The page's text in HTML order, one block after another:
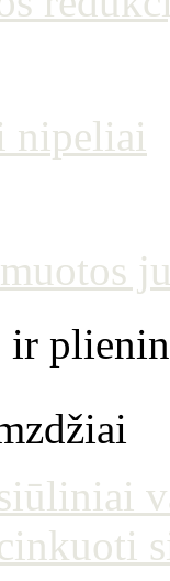
nipeliai